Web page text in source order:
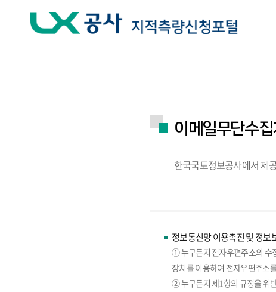
이메일무단수
한국국토정보공사에서 제
정보통신망 이용촉진 및 정보
① 누구든지 전자우편주소의 수
장치를 이용하여 전자우편주소
② 누구든지 제1항의 규정을 위